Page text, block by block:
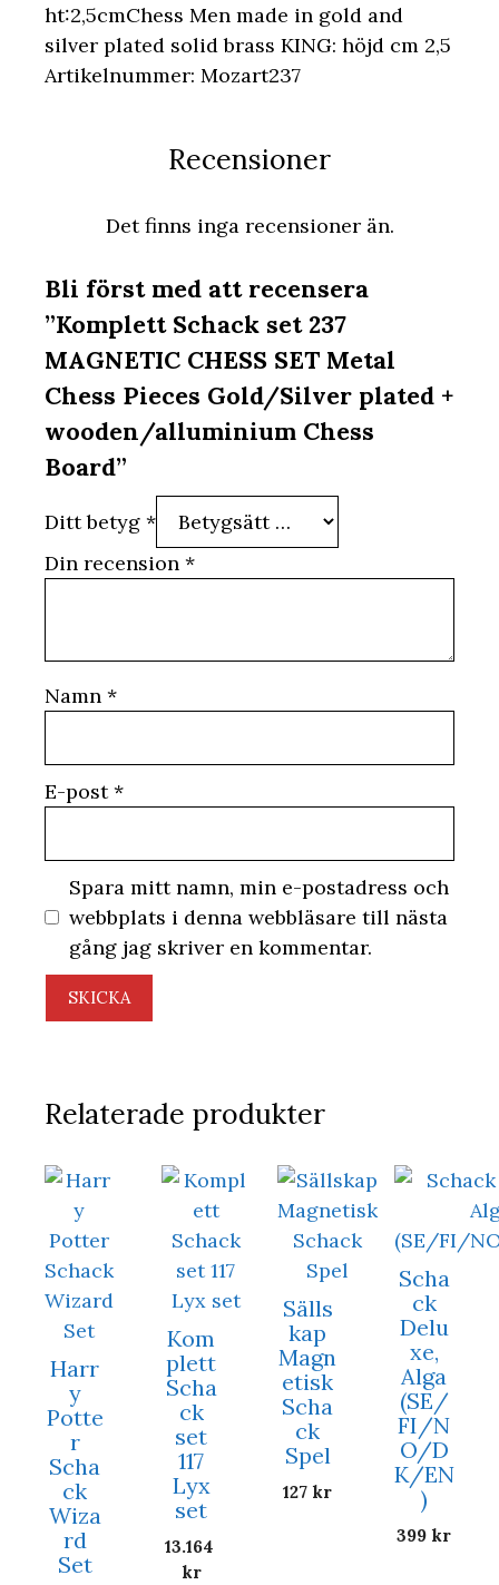
ht:2,5cmChess Men made in gold and
silver plated solid brass KING: höjd cm 2,5
Artikelnummer: Mozart237
Recensioner
Det finns inga recensioner än.
Bli först med att recensera
”Komplett Schack set 237
MAGNETIC CHESS SET Metal
Chess Pieces Gold/Silver plated +
wooden/alluminium Chess
Board”
Ditt betyg *
Din recension *
Namn *
E-post*
Spara mitt namn, min e-postadress och
webbplats i denna webbläsare till nästa
gång jag skriver en kommentar.
Relaterade produkter
Harr
y
Potte
r
Scha
ck
Wiza
rd
Set
Kom
plett
Scha
ck
set
117
Lyx
set
13.164
kr
Sälls
kap
Magn
etisk
Scha
ck
Spel
127 kr
Scha
ck
Delu
xe,
Alga
(SE/
FI/N
O/D
K/EN
)
399 kr